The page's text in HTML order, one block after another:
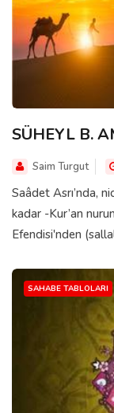
SÜHEYL B.
Saim Turgut
Saâdet Asrı’nda,
kadar -Kur’an
Efendisi'nden
SAHABE TABLOLARI